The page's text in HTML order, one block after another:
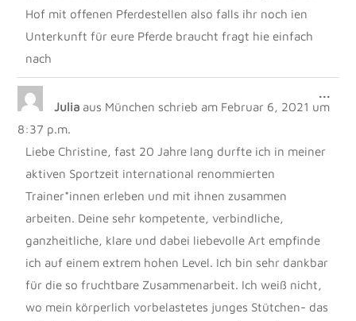
Hof mit offenen Pferdestellen also falls ihr noch ien
Unterkunft für eure Pferde braucht fragt hie einfach
nach
Julia aus München schrieb am Februar 6, 2021 um
8:37 p.m.
Liebe Christine, fast 20 Jahre lang durfte ich in meiner
aktiven Sportzeit international renommierten
Trainer*innen erleben und mit ihnen zusammen
arbeiten. Deine sehr kompetente, verbindliche,
ganzheitliche, klare und dabei liebevolle Art empfinde
ich auf einem extrem hohen Level. Ich bin sehr dankbar
für die so fruchtbare Zusammenarbeit. Ich weiß nicht,
wo mein körperlich vorbelastetes junges Stütchen- das
...